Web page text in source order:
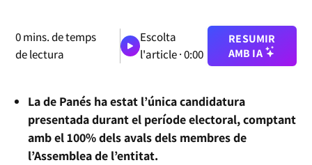
0mins. de temps
de lectura
Escolta
l'article ·0:00
RESUMIR
AMB IA
La de Panés ha estat l’única candidatura
presentada durant el període electoral, comptant
amb el 100% dels avals dels membres de
l’Assemblea de l’entitat.